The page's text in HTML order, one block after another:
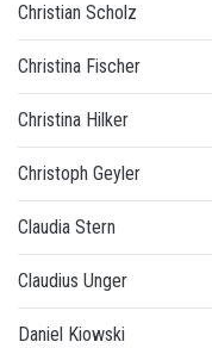
Christian Scholz
Christina Fischer
Christina Hilker
Christoph Geyler
Claudia Stern
Claudius Unger
Daniel Kiowski